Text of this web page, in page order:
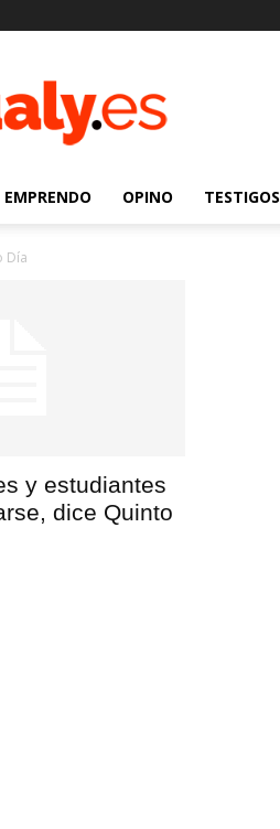
|
Noticias
venezolanos
EMPRENDO OPINO TESTIGOS
Día
y estudiantes
dice Quinto